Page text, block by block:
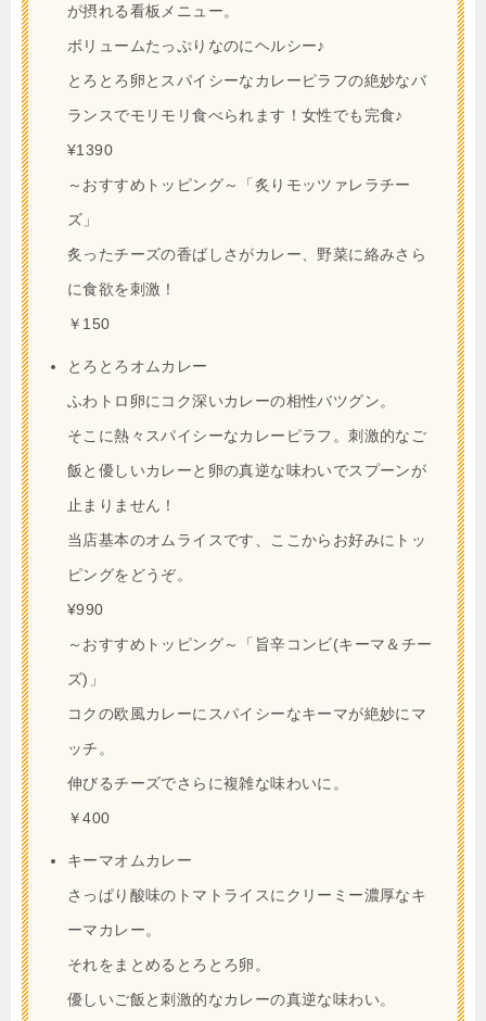
が摂れる看板メニュー。
ボリュームたっぷりなのにヘルシー♪
とろとろ卵とスパイシーなカレーピラフの絶妙なバ
ランスでモリモリ食べられます！女性でも完食♪
¥1390
～おすすめトッピング～「炙りモッツァレラチー
ズ」
炙ったチーズの香ばしさがカレー、野菜に絡みさら
に食欲を刺激！
￥150
とろとろオムカレー
ふわトロ卵にコク深いカレーの相性バツグン。
そこに熱々スパイシーなカレーピラフ。刺激的なご
飯と優しいカレーと卵の真逆な味わいでスプーンが
止まりません！
当店基本のオムライスです、ここからお好みにトッ
ピングをどうぞ。
¥990
～おすすめトッピング～「旨辛コンビ(キーマ＆チー
ズ)」
コクの欧風カレーにスパイシーなキーマが絶妙にマ
ッチ。
伸びるチーズでさらに複雑な味わいに。
￥400
キーマオムカレー
さっぱり酸味のトマトライスにクリーミー濃厚なキ
ーマカレー。
それをまとめるとろとろ卵。
優しいご飯と刺激的なカレーの真逆な味わい。